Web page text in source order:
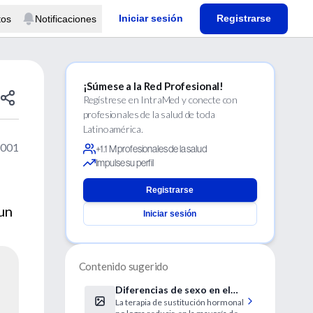
Notificaciones Iniciar sesión Registrarse
¡Súmese a la Red Profesional!
Regístrese en IntraMed y conecte con
profesionales de la salud de toda
Latinoamérica.
+1.1 M profesionales de la salud
Impulse su perfil
Registrarse
Iniciar sesión
Contenido sugerido
Diferencias de sexo en el
control de la presión
La terapia de sustitución hormonal